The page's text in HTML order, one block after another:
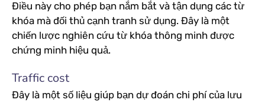
Điều này cho phép bạn nắm bắt và tận dụng các từ
khóa mà đối thủ cạnh tranh sử dụng. Đây là một
chiến lược nghiên cứu từ khóa thông minh được
chứng minh hiệu quả.
Traffic cost
Đây là một số liệu giúp bạn dự đoán chi phí của lưu